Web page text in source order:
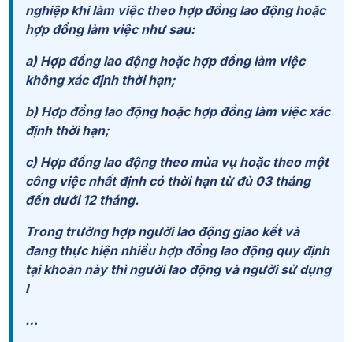
nghiệp khi làm việc theo hợp đồng lao động hoặc
hợp đồng làm việc như sau:
a) Hợp đồng lao động hoặc hợp đồng làm việc
không xác định thời hạn;
b) Hợp đồng lao động hoặc hợp đồng làm việc xác
định thời hạn;
c) Hợp đồng lao động theo mùa vụ hoặc theo một
công việc nhất định có thời hạn từ đủ 03 tháng
đến dưới 12 tháng.
Trong trường hợp người lao động giao kết và
đang thực hiện nhiều hợp đồng lao động quy định
tại khoản này thì người lao động và người sử dụng
l
…